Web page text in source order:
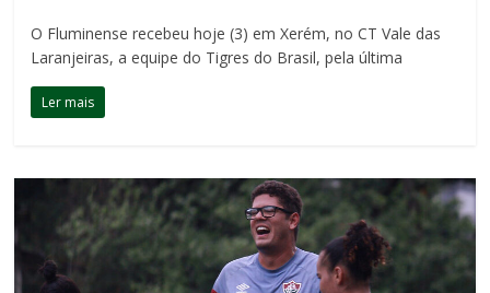
O Fluminense recebeu hoje (3) em Xerém, no CT Vale das
Laranjeiras, a equipe do Tigres do Brasil, pela última
Ler mais